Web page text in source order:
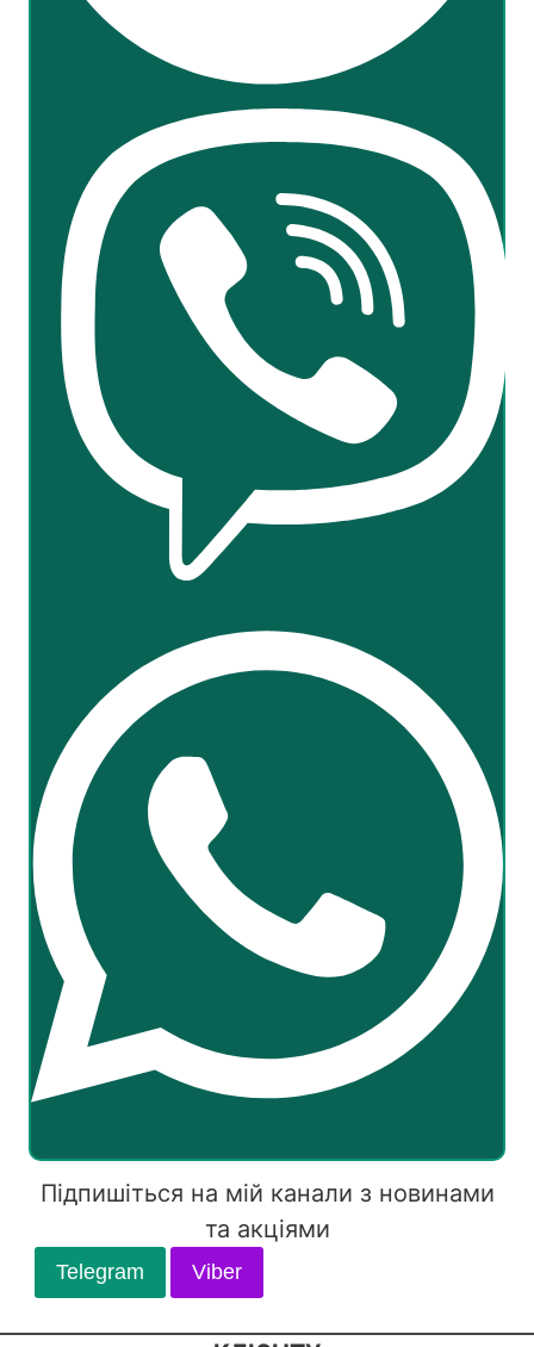
Підпишіться на мій канали з новинами
та акціями
Telegram Viber